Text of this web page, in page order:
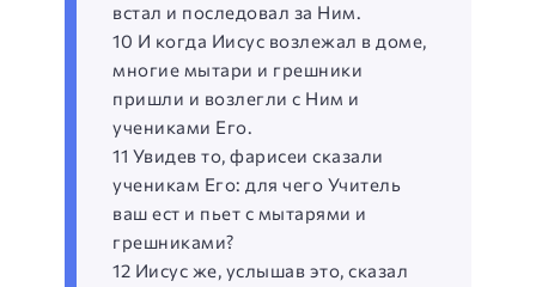
встал и последовал за Ним.
10 И когда Иисус возлежал в доме,
многие мытари и грешники
пришли и возлегли с Ним и
учениками Его.
11 Увидев то, фарисеи сказали
ученикам Его: для чего Учитель
ваш ест и пьет с мытарями и
грешниками?
12 Иисус же, услышав это, сказал